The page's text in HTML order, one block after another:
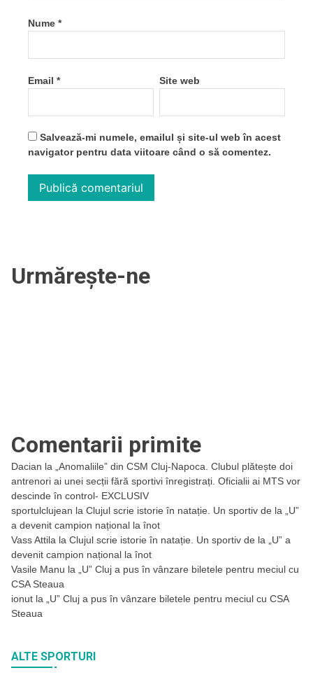
Nume *
Email * Site web
Salvează-mi numele, emailul și site-ul web în acest
navigator pentru data viitoare când o să comentez.
Urmărește-ne
Comentarii primite
Dacian la
„Anomaliile” din CSM Cluj-Napoca. Clubul plătește doi
antrenori ai unei secții fără sportivi înregistrați. Oficialii ai MTS vor
descinde în control- EXCLUSIV
sportulclujean la Clujul scrie istorie în natație. Un sportiv de la „U”
a devenit campion național la înot
Vass Attila la Clujul scrie istorie în natație. Un sportiv de la „U” a
devenit campion național la înot
Vasile Manu la
„U” Cluj a pus în vânzare biletele pentru meciul cu
CSA Steaua
ionut la
„U” Cluj a pus în vânzare biletele pentru meciul cu CSA
Steaua
ALTE SPORTURI